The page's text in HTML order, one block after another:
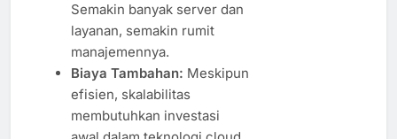
Semakin banyak server dan
layanan, semakin rumit
manajemennya.
Biaya Tambahan: Meskipun
efisien, skalabilitas
membutuhkan investasi